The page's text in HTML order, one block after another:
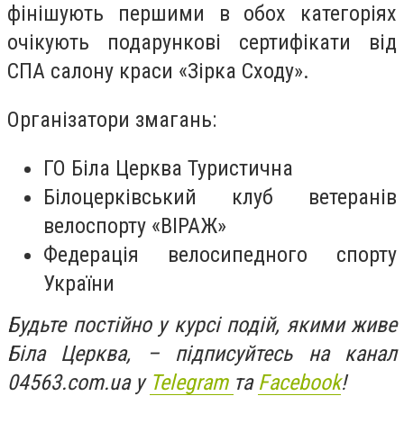
фінішують першими в обох категоріях
очікують подарункові сертифікати від
СПА салону краси «Зірка Сходу».
Організатори змагань:
ГО Біла Церква Туристична
Білоцерківський клуб ветеранів
велоспорту «ВІРАЖ»
Федерація велосипедного спорту
України
Будьте постійно у курсі подій, якими живе
Біла Церква, – підписуйтесь на канал
04563.com.ua у Telegram та Facebook!